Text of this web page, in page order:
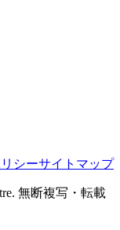
シーサイトマップ
無断複写・転載